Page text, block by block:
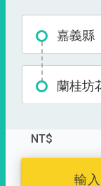
嘉義縣
蘭桂坊
NT$
輸